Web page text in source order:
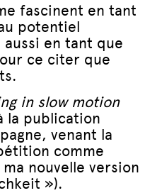
fascinent en tant
potentiel
en tant que
ce citer que
in slow motion
la publication
venant la
comme
nouvelle version
»).